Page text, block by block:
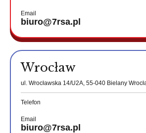
Email
biuro@7rsa.pl
Wrocław
ul. Wrocławska 14/U2A, 55-040 Bielany
Telefon
Email
biuro@7rsa.pl